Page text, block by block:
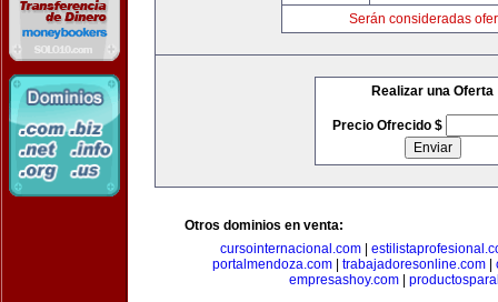
Serán consideradas
Realizar una Oferta
Precio Ofrecido $
Otros dominios en venta:
cursointernacional.com|
portalmendoza.com| trabajadoresonline.com|
empresashoy.com|